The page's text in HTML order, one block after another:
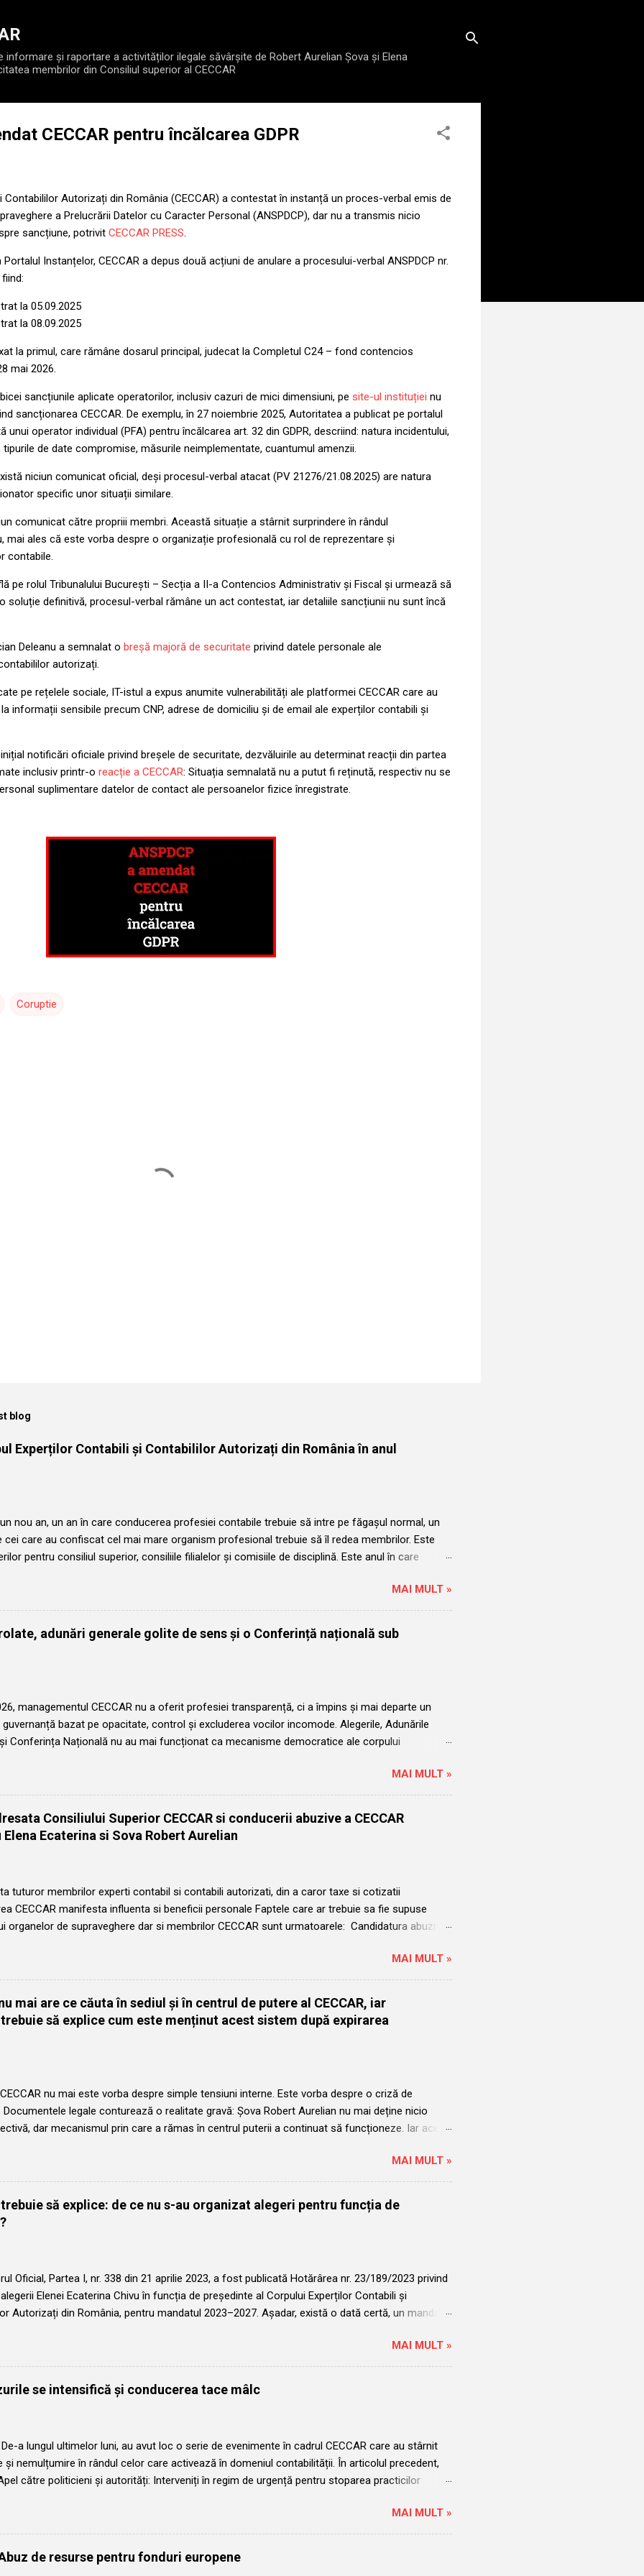
informare și raportare a activităților ilegale săvârșite de Robert Aurelian Șova și Elena
membrilor din Consiliul superior al CECCAR
CECCAR pentru încălcarea GDPR
Contabililor Autorizați din România (CECCAR) a contestat în instanță un proces-verbal emis de
a Prelucrării Datelor cu Caracter Personal (ANSPDCP), dar nu a transmis nicio
sancțiune, potrivit CECCAR PRESS
Instanțelor, CECCAR a depus două acțiuni de anulare a procesului-verbal ANSPDCP nr.
la 05.09.2025
la 08.09.2025
la primul, care rămâne dosarul principal, judecat la Completul C24 – fond contencios
mai 2026.
sancțiunile aplicate operatorilor, inclusiv cazuri de mici dimensiuni, pe site-ul instituției nu
sancționarea CECCAR. De exemplu, în 27 noiembrie 2025, Autoritatea a publicat pe portalul
unui operator individual (PFA) pentru încălcarea art. 32 din GDPR, descriind: natura incidentului,
de date compromise, măsurile neimplementate, cuantumul amenzii.
niciun comunicat oficial, deși procesul-verbal atacat (PV 21276/21.08.2025) are natura
specific unor situații similare.
comunicat către propriii membri. Această situație a stârnit surprindere în rândul
mai ales că este vorba despre o organizație profesională cu rol de reprezentare și
contabile.
pe rolul Tribunalului București – Secția a II-a Contencios Administrativ și Fiscal și urmează să
soluție definitivă, procesul-verbal rămâne un act contestat, iar detaliile sancțiunii nu sunt încă
Deleanu a semnalat o breșă majoră de securitate privind datele personale ale
autorizați.
pe rețelele sociale, IT-istul a expus anumite vulnerabilități ale platformei CECCAR care au
informații sensibile precum CNP, adrese de domiciliu și de email ale experților contabili și
notificări oficiale privind breșele de securitate, dezvăluirile au determinat reacții din partea
inclusiv printr-o reacție a CECCAR: Situația semnalată nu a putut fi reținută, respectiv nu se
suplimentare datelor de contact ale persoanelor fizice înregistrate.
Coruptie
blog
Experților Contabili și Contabililor Autorizați din România în anul
nou an, un an în care conducerea profesiei contabile trebuie să intre pe făgașul normal, un
cei care au confiscat cel mai mare organism profesional trebuie să îl redea membrilor. Este
pentru consiliul superior, consiliile filialelor și comisiile de disciplină. Este anul în care
și vom comunica membrilor organismului perpetuarea rotației în funcții a acelorași
atât la nivel central cât și la nivel local. Fiecare membru al Corpului profesional are dreptul de
la conducerea acestuia, în mod democratic. Este anul în care președintele ales ilegal Șova
va trebui să ia o decizie grea pentru propria persoană: să accepte că a candidat ilegal în
MAI MULT »
adunări generale golite de sens și o Conferință națională sub
managementul CECCAR nu a oferit profesiei transparență, ci a împins și mai departe un
bazat pe opacitate, control și excluderea vocilor incomode. Alegerile, Adunările
Conferința Națională nu au mai funcționat ca mecanisme democratice ale corpului
consolidate în ultimul deceniu, a transformat lipsa de transparență în regulă. Alegerile
filialelor și comisiile de disciplină au fost coborâte la rangul unui exercițiu ținut departe de
profesional. Declarațiile de candidatură, care înainte de 2016 erau mediatizate în mod
publicate pe site-urile filialelor târziu, discret și cu numai 3 zile înainte de termenul-limită.
MAI MULT »
Consiliului Superior CECCAR si conducerii abuzive a CECCAR
Ecaterina si Sova Robert Aurelian
tuturor membrilor experti contabil si contabili autorizati, din a caror taxe si cotizatii
CECCAR manifesta influenta si beneficii personale Faptele care ar trebuie sa fie supuse
organelor de supraveghere dar si membrilor CECCAR sunt urmatoarele: Candidatura abuziva
CECCAR din 7 aprile 2025: Șova Robert Aurelian a fost ales în octombrie 2014 și a avut două
câte 4 ani. Cel de-al doilea mandat a încetat in octombrie 2022, când a început mandatul
președinte ales, domnul Bunea Ștefan, care a demisionat în februarie 2023 in urma
constate in contabilitatea CECCAR si ascunse de Sova Robert Aurelian care in acel moment
de vicepresedinte. Conform prevederilor legale, Șova Robert Aurelian putea ocupa funcția
MAI MULT »
mai are ce căuta în sediul și în centrul de putere al CECCAR, iar
să explice cum este menținut acest sistem după expirarea
nu mai este vorba despre simple tensiuni interne. Este vorba despre o criză de
Documentele legale conturează o realitate gravă: Șova Robert Aurelian nu mai deține nicio
dar mecanismul prin care a rămas în centrul puterii a continuat să funcționeze. Iar acest
Aurelian își anunța în cercurile de încredere continuitatea la conducerea Corpului
Apoi, oricine a încercat să conducă efectiv a ieșit din joc. Ștefan Mihu a devenit incomod
vorbit despre reconstrucția din temelii a CECCAR. Alexandru Bunea a devenit incomod după ce
în contabilitatea organizației. În locul unei succesiuni normale, s-a instalat o formulă de
MAI MULT »
să explice: de ce nu s-au organizat alegeri pentru funcția de
Oficial, Partea I, nr. 338 din 21 aprilie 2023, a fost publicată Hotărârea nr. 23/189/2023 privind
Elenei Ecaterina Chivu în funcția de președinte al Corpului Experților Contabili și
Autorizați din România, pentru mandatul 2023–2027. Așadar, există o dată certă, un mandat
Ordonanța Guvernului nr. 65/1994 și Regulamentul de organizare și funcționare al CECCAR,
președintelui este de patru ani, iar alegerea viitorului președinte trebuie făcută cu un an înainte
mandatului celui în funcție, pentru asigurarea continuității. Cu alte cuvinte, regula nu este
și nu este lăsată la bunul plac al conducerii. Și atunci întrebarea devine inevitabilă: de ce,
MAI MULT »
se intensifică și conducerea tace mâlc
a lungul ultimelor luni, au avut loc o serie de evenimente în cadrul CECCAR care au stârnit
și nemulțumire în rândul celor care activează în domeniul contabilității. În articolul precedent,
către politicieni și autorități: Interveniți în regim de urgență pentru stoparea practicilor
acțiuni ce afectează grav atât imaginea profesiei contabile, cât și activitatea zilnică a
săi. În special, am criticat atitudinea lui Șova Robert Aurelian, care, prin acțiunile sale, aduce
și profesiei. În continuarea acestui demers, am primit o nouă comunicare din partea
de integritate, care semnalează noi abuzuri și încălcări de proceduri grave în cadrul
MAI MULT »
de resurse pentru fonduri europene